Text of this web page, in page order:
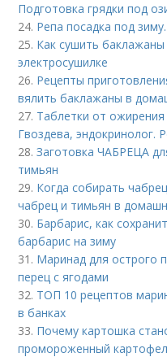
Подготовка грядки под
24. Репа посадка под
25. Как сушить
электросушилке
26. Рецепты
вялить баклажаны в
27. Таблетки от
Гвоздева, эндокринолог.
28.Заготовка ЧАБРЕЦА
тимьян
29. Когда собирать
чабрец и тимьян в
30. Барбарис, как
барбарис на зиму
31. Маринад для острого
перец с ягодами
32. ТОП 10 рецептов
в банках
33. Почему картошка
промороженный